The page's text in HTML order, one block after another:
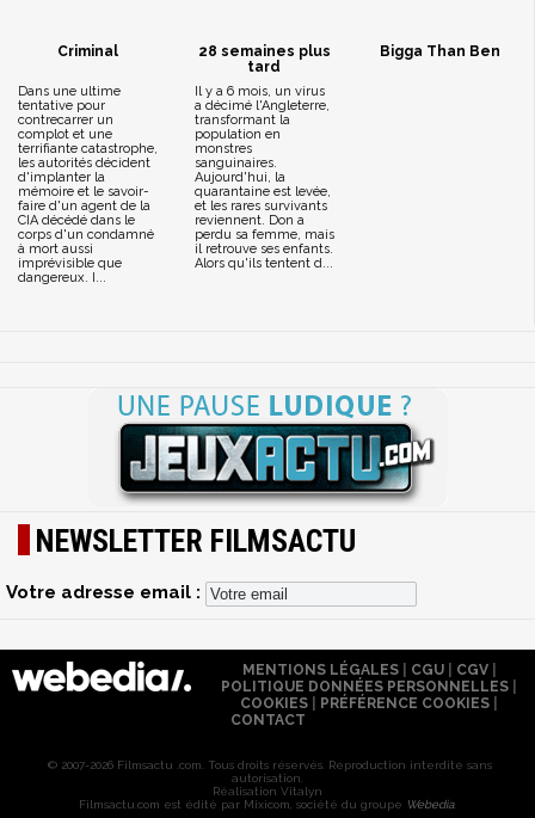
Criminal
Dans une ultime
tentative pour
contrecarrer un
complot et une
terrifiante catastrophe,
les autorités décident
d'implanter la
mémoire et le savoir-
faire d'un agent de la
CIA décédé dans le
corps d'un condamné
à mort aussi
imprévisible que
dangereux. I...
28 semaines plus
tard
Il y a 6 mois, un virus
a décimé l'Angleterre,
transformant la
population en
monstres
sanguinaires.
Aujourd'hui, la
quarantaine est levée,
et les rares survivants
reviennent. Don a
perdu sa femme, mais
il retrouve ses enfants.
Alors qu'ils tentent d...
Bigga Than Ben
NEWSLETTER FILMSACTU
Votre adresse email :
MENTIONS LÉGALES| CGU| CGV|
POLITIQUE DONNÉES PERSONNELLES
COOKIES
PRÉFÉRENCE COOKIES
CONTACT
© 2007-2026 Filmsactu .com. Tous droits réservés. Reproduction interdite sans
autorisation.
Réalisation Vitalyn
Filmsactu .com est édité par Mixicom, société du groupe Webedia.